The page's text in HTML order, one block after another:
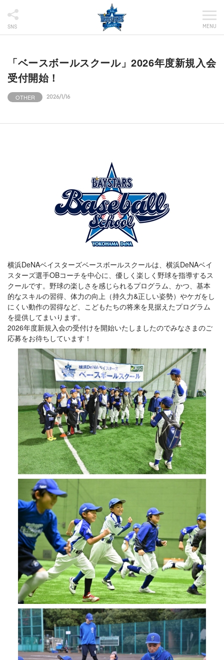
SNS MENU
「ベースボールスクール」2026年度新規入会
受付開始！
OTHER 2026/1/16
横浜DeNAベイスターズベースボールスクールは、横浜DeNAベイ
スターズ選手OBコーチを中心に、優しく楽しく野球を指導するス
クールです。野球の楽しさを感じられるプログラム、かつ、基本
的なスキルの習得、体力の向上（持久力&正しい姿勢）やケガをし
にくい動作の習得など、こどもたちの将来を見据えたプログラム
を提供してまいります。
2026年度新規入会の受付けを開始いたしましたのでみなさまのご
応募をお待ちしています！